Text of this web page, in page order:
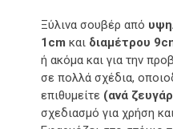
Ξύλινα σουβέρ από
1cm και διαμέτρου
ή ακόμα και για την
σε πολλά σχέδια,
επιθυμείτε (ανά
σχεδιασμό για χρήση